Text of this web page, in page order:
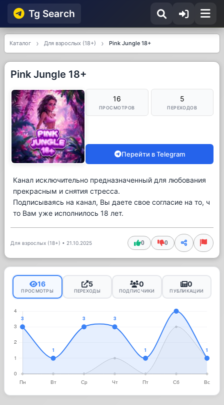
Tg Searсh
Каталог Для взрослых (18+) Pink Jungle 18+
Pink Jungle 18+
16
ПРОСМОТРОВ
5
ПЕРЕХОДОВ
Перейти в Telegram
Канал исключительно предназначенный для любования
прекрасным и снятия стресса.
Подписываясь на канал, Вы даете свое согласие на то, ч
то Вам уже исполнилось 18 лет.
Для взрослых (18+) • 21.10.2025 0 0
16
ПРОСМОТРЫ
5
ПЕРЕХОДЫ
0
ПОДПИСЧИКИ
0
ПУБЛИКАЦИИ